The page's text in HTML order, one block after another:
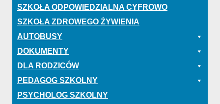
SZKOŁA ODPOWIEDZIALNA CYFROWO
SZKOŁA ZDROWEGO ŻYWIENIA
AUTOBUSY
DOKUMENTY
DLA RODZICÓW
PEDAGOG SZKOLNY
PSYCHOLOG SZKOLNY